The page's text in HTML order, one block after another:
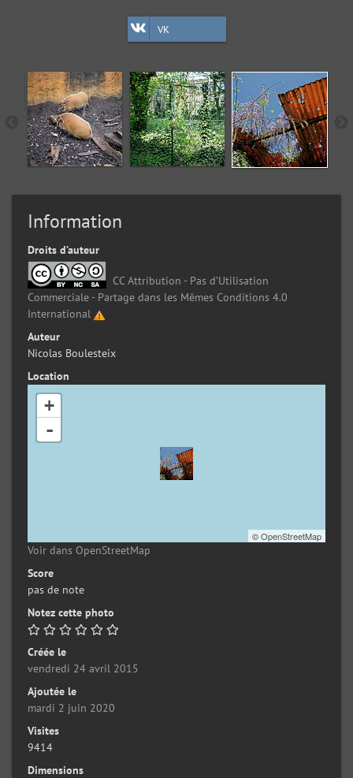
VK
Information
Droits d’auteur
CC Attribution - Pas d’Utilisation
Commerciale - Partage dans les Mêmes Conditions 4.0
International
Auteur
Nicolas Boulesteix
Location
+
-
©OpenStreetMap
Voir dans OpenStreetMap
Score
pas de note
Notez cette photo
Créée le
vendredi 24 avril 2015
Ajoutée le
mardi 2 juin 2020
Visites
9414
Dimensions